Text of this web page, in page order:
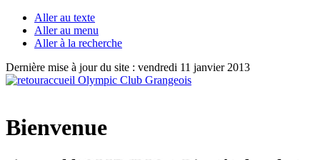
Aller au texte
Aller au menu
Aller à la recherche
Dernière mise à jour du site : vendredi 11 janvier 2013
Bienvenue